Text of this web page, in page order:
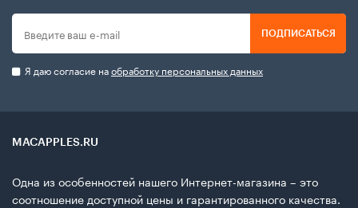
ПОДПИСАТЬСЯ
Я даю согласие наобработку персональных данных
MACAPPLES.RU
Одна из особенностей нашего Интернет-магазина – это
соотношение доступной цены и гарантированного качества.